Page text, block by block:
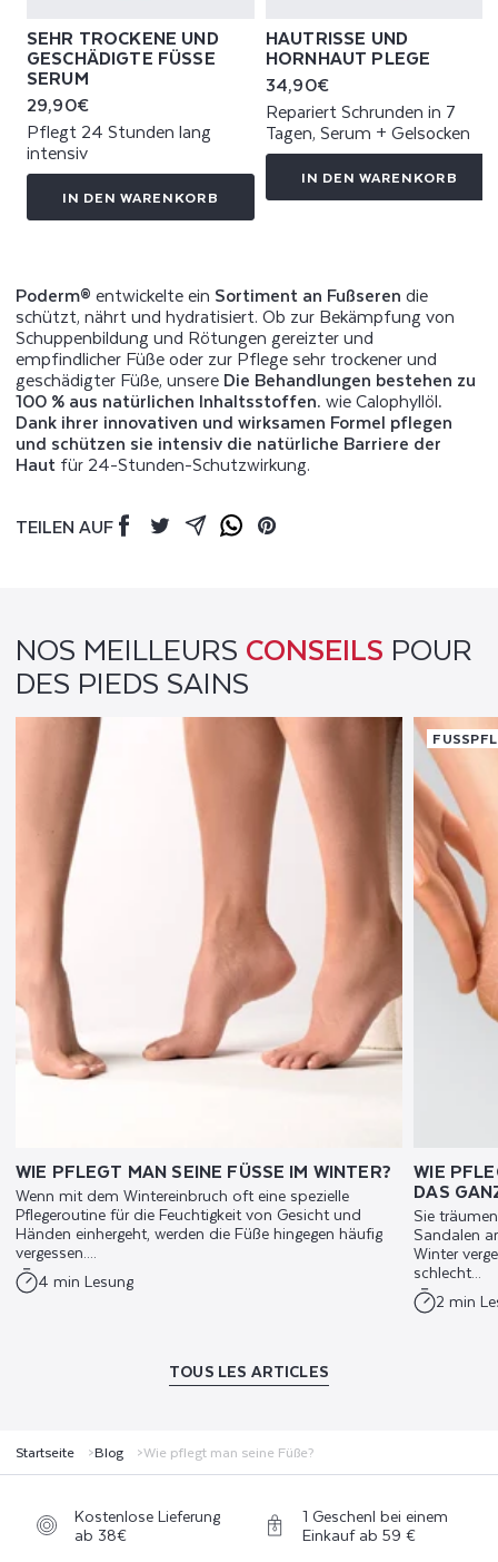
SEHR TROCKENE UND
GESCHÄDIGTE FÜSSE S
ERUM
Normaler
Preis
29,90€
Pflegt 24 Stunden lang
intensiv
IN DEN WARENKORB
HAUTRISSE UND
HORNHAUT PLEGE
Normaler
Preis
34,90€
Repariert Schrunden in 7
Tagen, Serum + Gelsocken
IN DEN WARENKORB
Poderm® entwickelte ein Sortiment an Fußseren die
schützt, nährt und hydratisiert. Ob zur Bekämpfung von
Schuppenbildung und Rötungen gereizter und
empfindlicher Füße oder zur Pflege sehr trockener und
geschädigter Füße, unsere Die Behandlungen bestehen zu
100 % aus natürlichen Inhaltsstoffen. wie Calophyllöl.
Dank ihrer innovativen und wirksamen Formel pflegen
und schützen sie intensiv die natürliche Barriere der
Haut für 24-Stunden-Schutzwirkung.
TEILEN AUF FacebookTwitterMail WhatsappPinterest
NOS MEILLEURS CONSEILS POUR
DES PIEDS SAINS
WIE PFLEGT MAN SEINE FÜSSE IM WINTER?
Wenn mit dem Wintereinbruch oft eine spezielle
Pflegeroutine für die Feuchtigkeit von Gesicht und
Händen einhergeht, werden die Füße hingegen häufig
vergessen....
4 min Lesung
WIE
DAS
Sie
Sandalen
Winter
schlecht...
2 min
TOUS LES ARTICLES
Startseite Blog Wie pflegt man seine Füße?
Kostenlose Lieferung
ab 38€
1 Geschenl bei einem
Einkauf ab 59 €